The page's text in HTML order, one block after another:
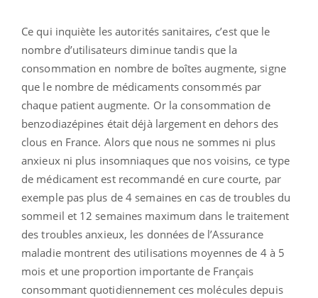
Ce qui inquiète les autorités sanitaires, c’est que le
nombre d’utilisateurs diminue tandis que la
consommation en nombre de boîtes augmente, signe
que le nombre de médicaments consommés par
chaque patient augmente. Or la consommation de
benzodiazépines était déjà largement en dehors des
clous en France. Alors que nous ne sommes ni plus
anxieux ni plus insomniaques que nos voisins, ce type
de médicament est recommandé en cure courte, par
exemple pas plus de 4 semaines en cas de troubles du
sommeil et 12 semaines maximum dans le traitement
des troubles anxieux, les données de l’Assurance
maladie montrent des utilisations moyennes de 4 à 5
mois et une proportion importante de Français
consommant quotidiennement ces molécules depuis